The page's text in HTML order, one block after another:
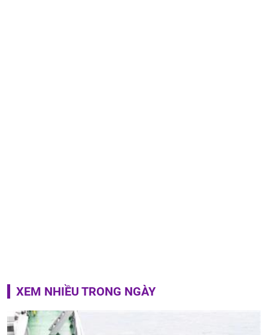
XEM NHIỀU TRONG NGÀY